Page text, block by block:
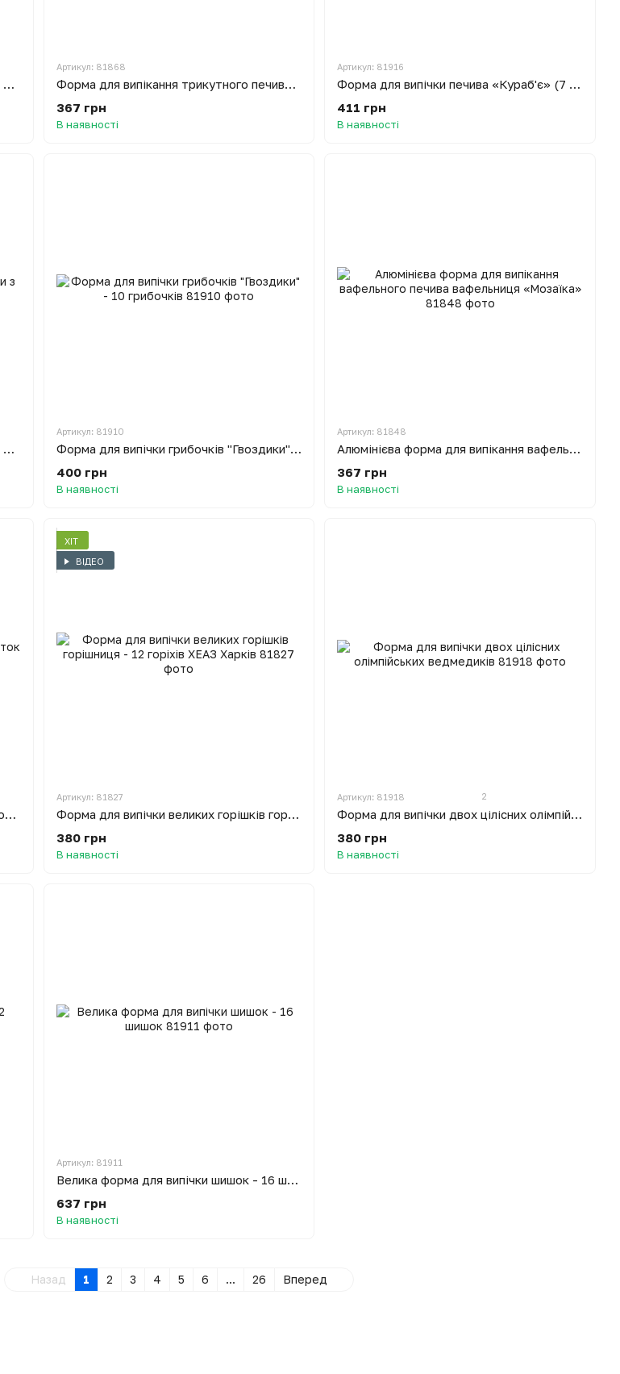
Форма для випічки вафель і вафельних трубочок - Вафельниця прямокутна
Артикул: 81868
Форма для випікання трикутного печива «Ялинка»
367 грн
В наявності
Артикул: 81916
Форма для випічки печива «Кураб'є» (7 мушель)
411 грн
В наявності
Форма для випічки печива «Грибочки з начинкою»
Артикул: 81910
Форма для випічки грибочків "Гвоздики" - 10 грибочків
400 грн
В наявності
Артикул: 81848
Алюмінієва форма для випікання вафельного печива вафельниця «Мозаїка»
367 грн
В наявності
Форма для випічки кошиків і тарталеток (7 кошиків)
ХІТ
ВІДЕО
Артикул: 81827
Форма для випічки великих горішків горішниця - 12 горіхів ХЕАЗ Харків
380 грн
В наявності
Артикул: 81918 2
Форма для випічки двох цілісних олімпійських ведмедиків
380 грн
В наявності
Артикул: 81911
637 грн
В наявності
Назад 1 2 3 4 5 6 ... 26 Вперед